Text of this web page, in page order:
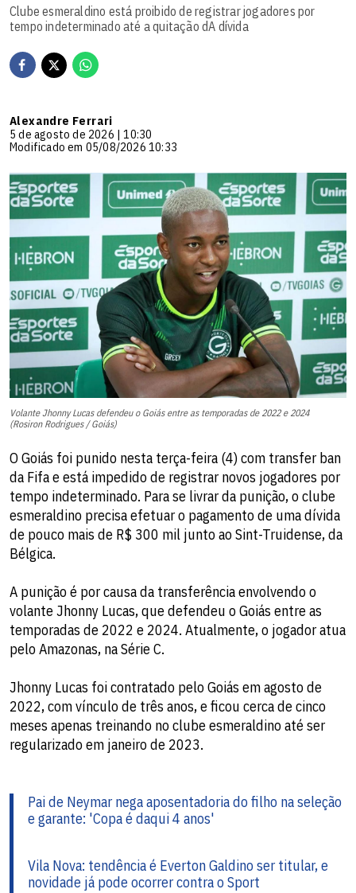
Clube esmeraldino está proibido de registrar jogadores por
tempo indeterminado até a quitação dA dívida
Alexandre Ferrari
5 de agosto de 2026 | 10:30
Modificado em 05/08/2026 10:33
Volante Jhonny Lucas defendeu o Goiás entre as temporadas de 2022 e 2024
(Rosiron Rodrigues / Goiás)
O Goiás foi punido nesta terça-feira (4) com transfer ban
da Fifa e está impedido de registrar novos jogadores por
tempo indeterminado. Para se livrar da punição, o clube
esmeraldino precisa efetuar o pagamento de uma dívida
de pouco mais de R$ 300 mil junto ao Sint-Truidense, da
Bélgica.
A punição é por causa da transferência envolvendo o
volante Jhonny Lucas, que defendeu o Goiás entre as
temporadas de 2022 e 2024. Atualmente, o jogador atua
pelo Amazonas, na Série C.
Jhonny Lucas foi contratado pelo Goiás em agosto de
2022, com vínculo de três anos, e ficou cerca de cinco
meses apenas treinando no clube esmeraldino até ser
regularizado em janeiro de 2023.
Pai de Neymar nega aposentadoria do filho na seleção
e garante: 'Copa é daqui 4 anos'
Vila Nova: tendência é Everton Galdino ser titular, e
novidade já pode ocorrer contra o Sport